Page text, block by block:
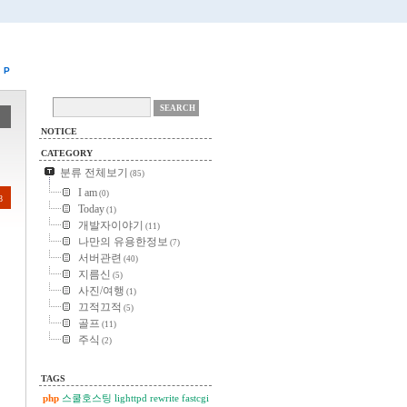
P
NOTICE
CATEGORY
분류 전체보기 (85)
I am (0)
Today (1)
개발자이야기 (11)
나만의 유용한정보 (7)
서버관련 (40)
지름신 (5)
사진/여행 (1)
끄적끄적 (5)
골프 (11)
주식 (2)
TAGS
php 스쿨호스팅 lighttpd rewrite fastcgi